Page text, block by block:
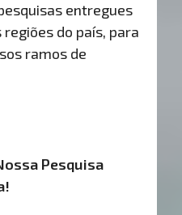
entregues
do país, para
ramos de
Pesquisa